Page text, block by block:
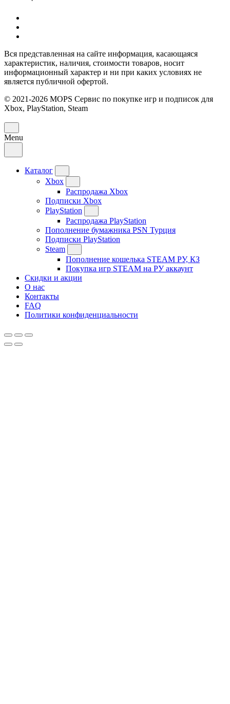
Вся представленная на сайте информация, касающаяся
характеристик, наличия, стоимости товаров, носит
информационный характер и ни при каких условиях не
является публичной офертой.
© 2021-2026 MOPS Сервис по покупке игр и подписок для
Xbox, PlayStation, Steam
Menu
Каталог
Xbox
Распродажа Xbox
Подписки Xbox
PlayStation
Распродажа PlayStation
Пополнение бумажника PSN Турция
Подписки PlayStation
Steam
Пополнение кошелька STEAM РУ, КЗ
Покупка игр STEAM на РУ аккаунт
Скидки и акции
О нас
Контакты
FAQ
Политики конфиденциальности